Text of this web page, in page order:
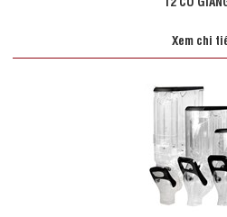
Xem chi